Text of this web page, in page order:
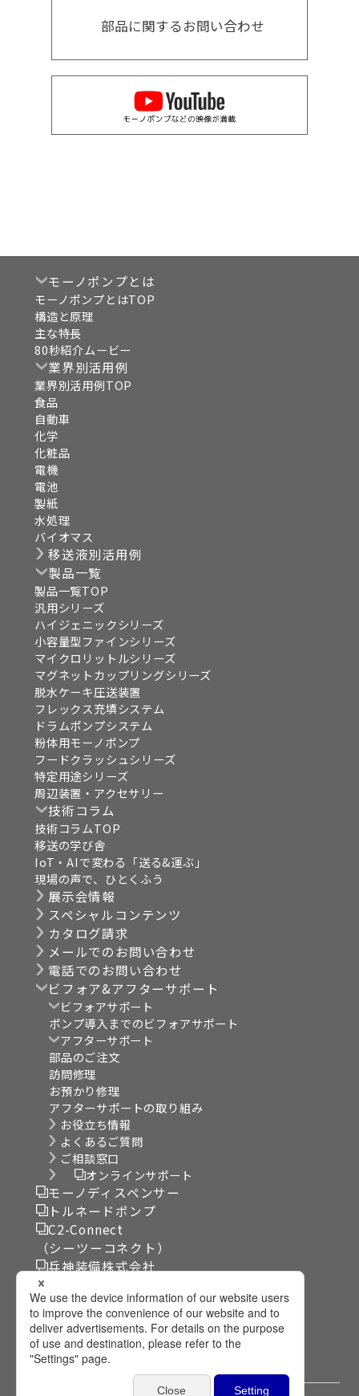
部品に関するお問い合わせ
モーノポンプとは
モーノポンプとはTOP
構造と原理
主な特長
80秒紹介ムービー
業界別活用例
業界別活用例TOP
食品
自動車
化学
化粧品
電機
電池
製紙
水処理
バイオマス
移送液別活用例
製品一覧
製品一覧TOP
汎用シリーズ
ハイジェニックシリーズ
小容量型ファインシリーズ
マイクロリットルシリーズ
マグネットカップリングシリーズ
脱水ケーキ圧送装置
フレックス充填システム
ドラムポンプシステム
粉体用モーノポンプ
フードクラッシュシリーズ
特定用途シリーズ
周辺装置・アクセサリー
技術コラム
技術コラムTOP
移送の学び舎
IoT・AIで変わる「送る&運ぶ」
現場の声で、ひとくふう
展示会情報
スペシャルコンテンツ
カタログ請求
メールでのお問い合わせ
電話でのお問い合わせ
ビフォア&アフターサポート
ビフォアサポート
ポンプ導入までのビフォアサポート
アフターサポート
部品のご注文
訪問修理
お預かり修理
アフターサポートの取り組み
お役立ち情報
よくあるご質問
ご相談窓口
オンラインサポート
モーノディスペンサー
トルネードポンプ
C2-Connect
（シーツーコネクト）
兵神装備株式会社
リンク集
サイト利用規約
個人情報保護方針
プライバシー設定